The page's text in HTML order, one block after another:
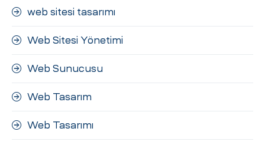
web sitesi tasarımı
Web Sitesi Yönetimi
Web Sunucusu
Web Tasarım
Web Tasarımı